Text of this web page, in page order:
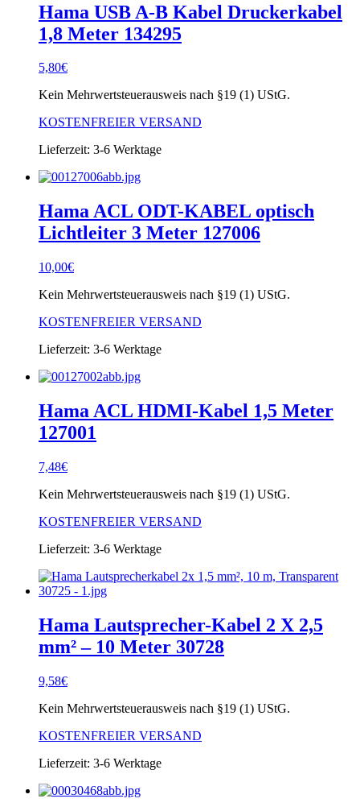
Hama USB A-B Kabel Druckerkabel
1,8 Meter 134295
5,80€
Kein Mehrwertsteuerausweis nach §19 (1) UStG.
KOSTENFREIER VERSAND
Lieferzeit: 3-6 Werktage
Hama ACL ODT-KABEL optisch
Lichtleiter 3 Meter 127006
10,00€
Kein Mehrwertsteuerausweis nach §19 (1) UStG.
KOSTENFREIER VERSAND
Lieferzeit: 3-6 Werktage
Hama ACL HDMI-Kabel 1,5 Meter
127001
7,48€
Kein Mehrwertsteuerausweis nach §19 (1) UStG.
KOSTENFREIER VERSAND
Lieferzeit: 3-6 Werktage
Hama Lautsprecher-Kabel 2 X 2,5
mm² – 10 Meter 30728
9,58€
Kein Mehrwertsteuerausweis nach §19 (1) UStG.
KOSTENFREIER VERSAND
Lieferzeit: 3-6 Werktage